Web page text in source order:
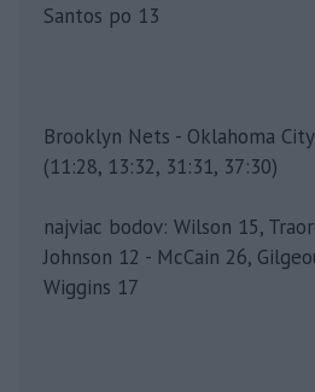
Santos po 13
Brooklyn Nets - Oklahoma
(11:28, 13:32, 31:31, 37:30)
najviac bodov: Wilson 15,
Johnson 12 - McCain 26,
Wiggins 17